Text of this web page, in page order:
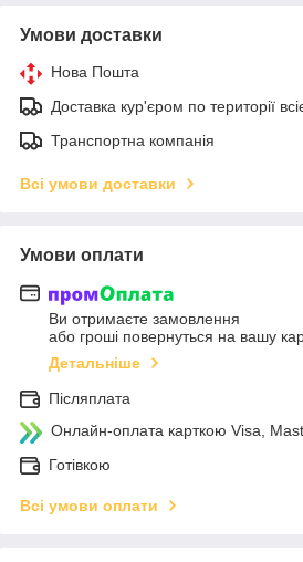
Умови доставки
Нова Пошта
Доставка кур'єром по території
Транспортна компанія
Всі умови доставки
Умови оплати
Ви отримаєте замовлення
або гроші повернуться на вашу
Детальніше
Післяплата
Онлайн-оплата карткою Visa,
Готівкою
Всі умови оплати